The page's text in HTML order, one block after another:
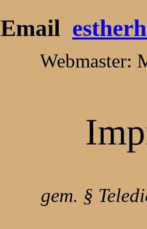
Email
Webmaster:
gem. §